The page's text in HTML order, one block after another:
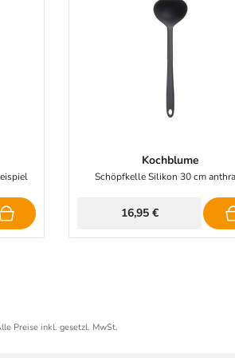
Kochblume
Schöpfkelle Silikon 30 cm
16,95 €
Preise inkl. gesetzl. MwSt.